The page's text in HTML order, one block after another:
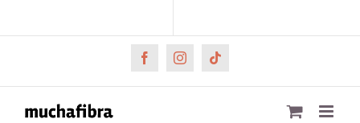
al
FacebookInstagramTiktok